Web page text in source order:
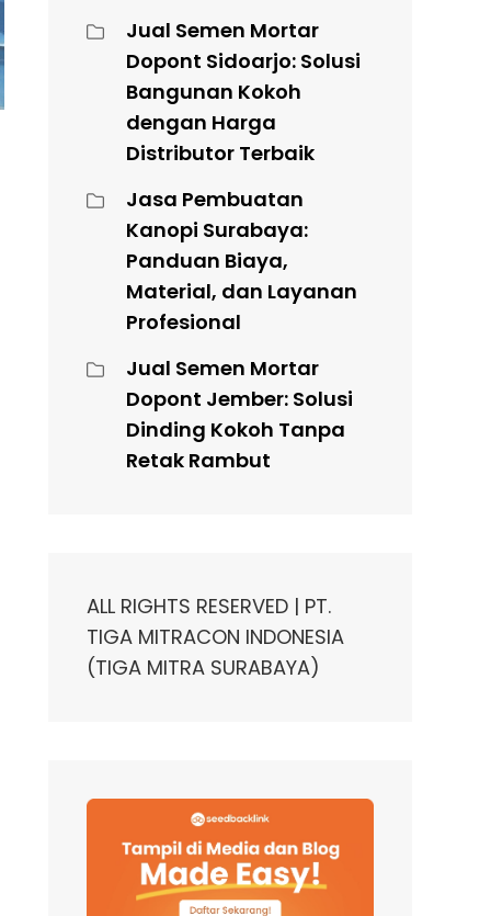
Jual Semen Mortar
Dopont Sidoarjo: Solusi
Bangunan Kokoh
dengan Harga
Distributor Terbaik
Jasa Pembuatan
Kanopi Surabaya:
Panduan Biaya,
Material, dan Layanan
Profesional
Jual Semen Mortar
Dopont Jember: Solusi
Dinding Kokoh Tanpa
Retak Rambut
ALL RIGHTS RESERVED | PT.
TIGA MITRACON INDONESIA
(TIGA MITRA SURABAYA)